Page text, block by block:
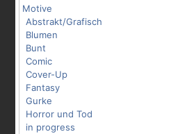
Motive
Abstrakt/Grafisch
Blumen
Bunt
Comic
Cover-Up
Fantasy
Gurke
Horror und Tod
in progress